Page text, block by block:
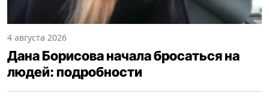
4 августа 2026
Дана Борисова начала бросаться на
людей: подробности